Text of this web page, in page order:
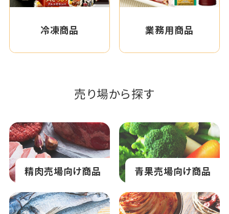
冷凍商品 業務用商品
売り場から探す
精肉売場向け商品 青果売場向け商品